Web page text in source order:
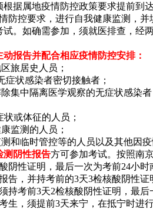
据属地疫情防控政策要求提前到
防控要求，进行自我健康监测，
。如确需参加，须就医排查，
报告并配合相应疫情防控安排：
旅居史人员；
状感染者密切接触者；
集中隔离医学观察的无症状感染者
或体征的人员；
监测的人员；
和临时管控等的人员以及其他因
测阴性报告方可参加考试。按照南
阴性证明，最后一次为考前24小时
告，并持考前的3天3检核酸阴性
持考前3天2检核酸阴性证明，最
生，须提前3天来宁，在抵宁时